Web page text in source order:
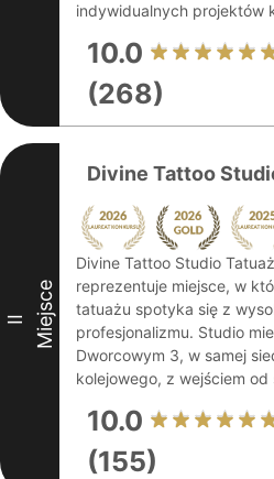
indywidualnych projektów
10.0
(268)
II Miejsce
Divine Tattoo
Divine Tattoo Studio
reprezentuje miejsce, w
tatuażu spotyka się z
profesjonalizmu. Studio
Dworcowym 3, w samej
kolejowego, z wejściem
10.0
(155)